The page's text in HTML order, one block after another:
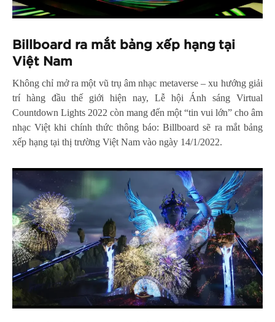
Billboard ra mắt bảng xếp hạng tại
Việt Nam
Không chỉ mở ra một vũ trụ âm nhạc metaverse – xu hướng giải
trí hàng đầu thế giới hiện nay, Lễ hội Ánh sáng Virtual
Countdown Lights 2022 còn mang đến một “tin vui lớn” cho âm
nhạc Việt khi chính thức thông báo: Billboard sẽ ra mắt bảng
xếp hạng tại thị trường Việt Nam vào ngày 14/1/2022.